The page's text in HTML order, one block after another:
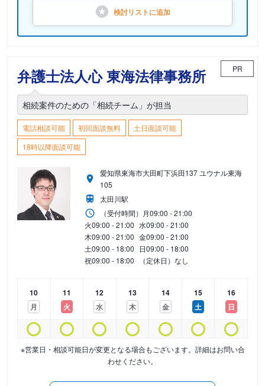
検討リストに追加
弁護士法人心 東海法律事務所 PR
相続案件のための「相続チーム」が担当
電話相談可能 初回面談無料
土日面談可能
18時以降面談可能
愛知県東海市大田町下浜田137 ユウナル東海
105
太田川駅
（受付時間） 月09:00 - 21:00
火09:00 - 21:00 水09:00 - 21:00
木09:00 - 21:00 金09:00 - 21:00
土09:00 - 18:00 日09:00 - 18:00
祝09:00 - 18:00 （定休日）なし
10
月
11
火
12
水
13
木
14
金
15
土
16
日
※営業日・相談可能日が変更となる場合もございます。詳細はお問い合
わせください。